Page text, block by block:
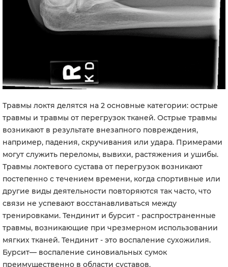
Травмы локтя делятся на 2 основные категории: острые
травмы и травмы от перегрузок тканей. Острые травмы
возникают в результате внезапного повреждения,
например, падения, скручивания или удара. Примерами
могут служить переломы, вывихи, растяжения и ушибы.
Травмы локтевого сустава от перегрузок возникают
постепенно с течением времени, когда спортивные или
другие виды деятельности повторяются так часто, что
связи не успевают восстанавливаться между
тренировками. Тендинит и бурсит - распространенные
травмы, возникающие при чрезмерном использовании
мягких тканей. Тендинит - это воспаление сухожилия.
Бурсит— воспаление синовиальных сумок
преимущественно в области суставов.